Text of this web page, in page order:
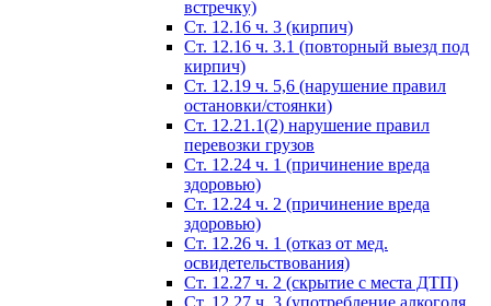
встречку)
Ст. 12.16 ч. 3 (кирпич)
Ст. 12.16 ч. 3.1 (повторный выезд под
кирпич)
Ст. 12.19 ч. 5,6 (нарушение правил
остановки/стоянки)
Ст. 12.21.1(2) нарушение правил
перевозки грузов
Ст. 12.24 ч. 1 (причинение вреда
здоровью)
Ст. 12.24 ч. 2 (причинение вреда
здоровью)
Ст. 12.26 ч. 1 (отказ от мед.
освидетельствования)
Ст. 12.27 ч. 2 (скрытие с места ДТП)
Ст. 12.27 ч. 3 (употребление алкоголя